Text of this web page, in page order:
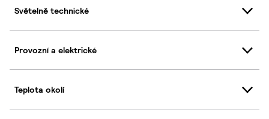
Světelně technické
Provozní a elektrické
Teplota okolí